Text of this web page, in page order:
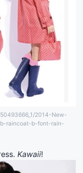
2014-New-
raincoat-b-font-rain-
Kawaii!